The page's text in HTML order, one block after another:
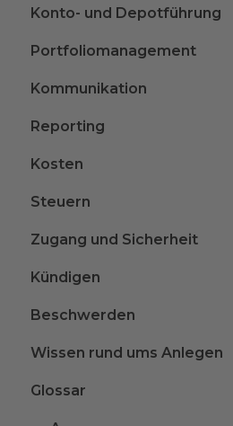
Konto- und Depotführung
Portfoliomanagement
Kommunikation
Reporting
Kosten
Steuern
Zugang und Sicherheit
Kündigen
Beschwerden
Wissen rund ums Anlegen
Glossar